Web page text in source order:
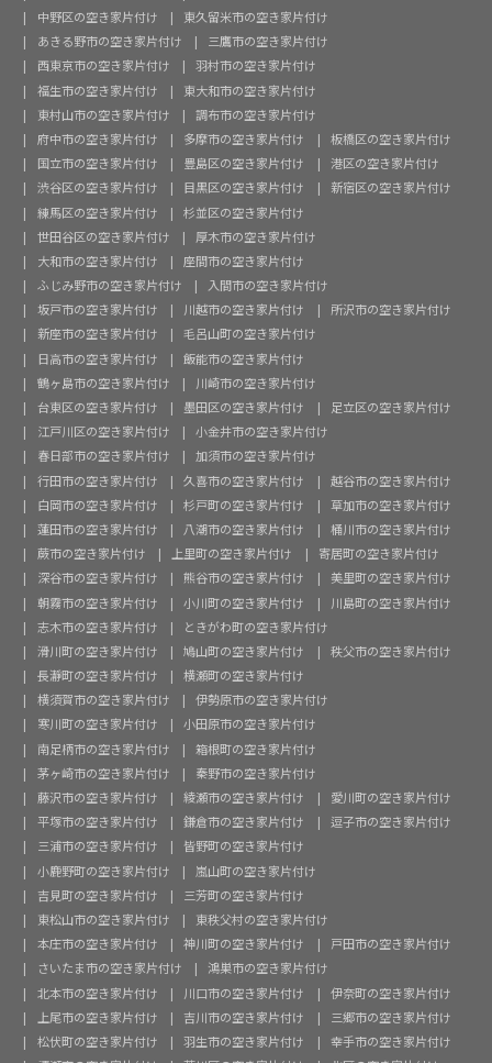
中野区の空き家片付け
東久留米市の空き家片付け
あきる野市の空き家片付け
三鷹市の空き家片付け
西東京市の空き家片付け
羽村市の空き家片付け
福生市の空き家片付け
東大和市の空き家片付け
東村山市の空き家片付け
調布市の空き家片付け
府中市の空き家片付け
多摩市の空き家片付け
板橋区の空き家片付け
国立市の空き家片付け
豊島区の空き家片付け
港区の空き家片付け
渋谷区の空き家片付け
目黒区の空き家片付け
新宿区の空き家片付け
練馬区の空き家片付け
杉並区の空き家片付け
世田谷区の空き家片付け
厚木市の空き家片付け
大和市の空き家片付け
座間市の空き家片付け
ふじみ野市の空き家片付け
入間市の空き家片付け
坂戸市の空き家片付け
川越市の空き家片付け
所沢市の空き家片付け
新座市の空き家片付け
毛呂山町の空き家片付け
日高市の空き家片付け
飯能市の空き家片付け
鶴ヶ島市の空き家片付け
川崎市の空き家片付け
台東区の空き家片付け
墨田区の空き家片付け
足立区の空き家片付け
江戸川区の空き家片付け
小金井市の空き家片付け
春日部市の空き家片付け
加須市の空き家片付け
行田市の空き家片付け
久喜市の空き家片付け
越谷市の空き家片付け
白岡市の空き家片付け
杉戸町の空き家片付け
草加市の空き家片付け
蓮田市の空き家片付け
八潮市の空き家片付け
桶川市の空き家片付け
蕨市の空き家片付け
上里町の空き家片付け
寄居町の空き家片付け
深谷市の空き家片付け
熊谷市の空き家片付け
美里町の空き家片付け
朝霧市の空き家片付け
小川町の空き家片付け
川島町の空き家片付け
志木市の空き家片付け
ときがわ町の空き家片付け
滑川町の空き家片付け
鳩山町の空き家片付け
秩父市の空き家片付け
長瀞町の空き家片付け
横瀬町の空き家片付け
横須賀市の空き家片付け
伊勢原市の空き家片付け
寒川町の空き家片付け
小田原市の空き家片付け
南足柄市の空き家片付け
箱根町の空き家片付け
茅ヶ崎市の空き家片付け
秦野市の空き家片付け
藤沢市の空き家片付け
綾瀬市の空き家片付け
愛川町の空き家片付け
平塚市の空き家片付け
鎌倉市の空き家片付け
逗子市の空き家片付け
三浦市の空き家片付け
皆野町の空き家片付け
小鹿野町の空き家片付け
嵐山町の空き家片付け
吉見町の空き家片付け
三芳町の空き家片付け
東松山市の空き家片付け
東秩父村の空き家片付け
本庄市の空き家片付け
神川町の空き家片付け
戸田市の空き家片付け
さいたま市の空き家片付け
鴻巣市の空き家片付け
北本市の空き家片付け
川口市の空き家片付け
伊奈町の空き家片付け
上尾市の空き家片付け
吉川市の空き家片付け
三郷市の空き家片付け
松伏町の空き家片付け
羽生市の空き家片付け
幸手市の空き家片付け